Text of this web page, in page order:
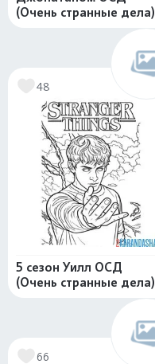
(Очень странные дела)
48
5 сезон Уилл ОСД
(Очень странные дела)
66